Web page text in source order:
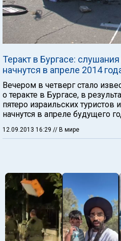
Теракт в Бургасе:
начнутся в апреле 2014
Вечером в четверг стало
о теракте в Бургасе, в
пятеро израильских туристов
начнутся в апреле будущего
12.09.2013 16:29 // В мире